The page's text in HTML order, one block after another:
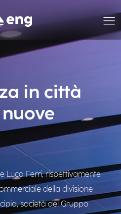
in città
Luca Ferri, rispettivamente
della divisione
società del Gruppo